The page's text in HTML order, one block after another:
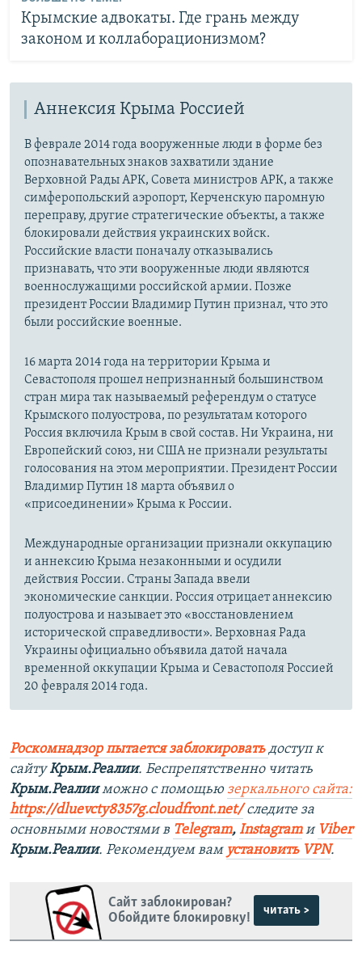
Крымские адвокаты. Где грань между
законом и коллаборационизмом?
Аннексия Крыма Россией
В феврале 2014 года вооруженные люди в форме без
опознавательных знаков захватили здание
Верховной Рады АРК, Совета министров АРК, а также
симферопольский аэропорт, Керченскую паромную
переправу, другие стратегические объекты, а также
блокировали действия украинских войск.
Российские власти поначалу отказывались
признавать, что эти вооруженные люди являются
военнослужащими российской армии. Позже
президент России Владимир Путин признал, что это
были российские военные.
16 марта 2014 года на территории Крыма и
Севастополя прошел непризнанный большинством
стран мира так называемый референдум о статусе
Крымского полуострова, по результатам которого
Россия включила Крым в свой состав. Ни Украина, ни
Европейский союз, ни США не признали результаты
голосования на этом мероприятии. Президент России
Владимир Путин 18 марта объявил о
«присоединении» Крыма к России.
Международные организации признали оккупацию
и аннексию Крыма незаконными и осудили
действия России. Страны Запада ввели
экономические санкции. Россия отрицает аннексию
полуострова и называет это «восстановлением
исторической справедливости». Верховная Рада
Украины официально объявила датой начала
временной оккупации Крыма и Севастополя Россией
20 февраля 2014 года.
Роскомнадзор пытается заблокировать доступ к
сайтуКрым.Реалии. Беспрепятственно читать
Крым.Реалииможно с помощью зеркального сайта:
https://dluevcty8357g.cloudfront.net/ следите за
основными новостями в Telegram, Instagramи Viber
Крым.Реалии. Рекомендуем вам установить VPN.
Сайт заблокирован?
Обойдите блокировку!
читать >